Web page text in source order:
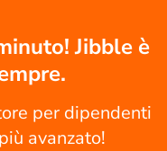
Jibble è
per dipendenti
avanzato!